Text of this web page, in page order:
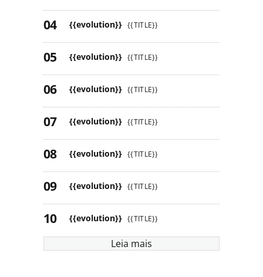
{{evolution}} {{TITLE}}
{{evolution}} {{TITLE}}
{{evolution}} {{TITLE}}
{{evolution}} {{TITLE}}
{{evolution}} {{TITLE}}
{{evolution}} {{TITLE}}
{{evolution}} {{TITLE}}
Leia mais